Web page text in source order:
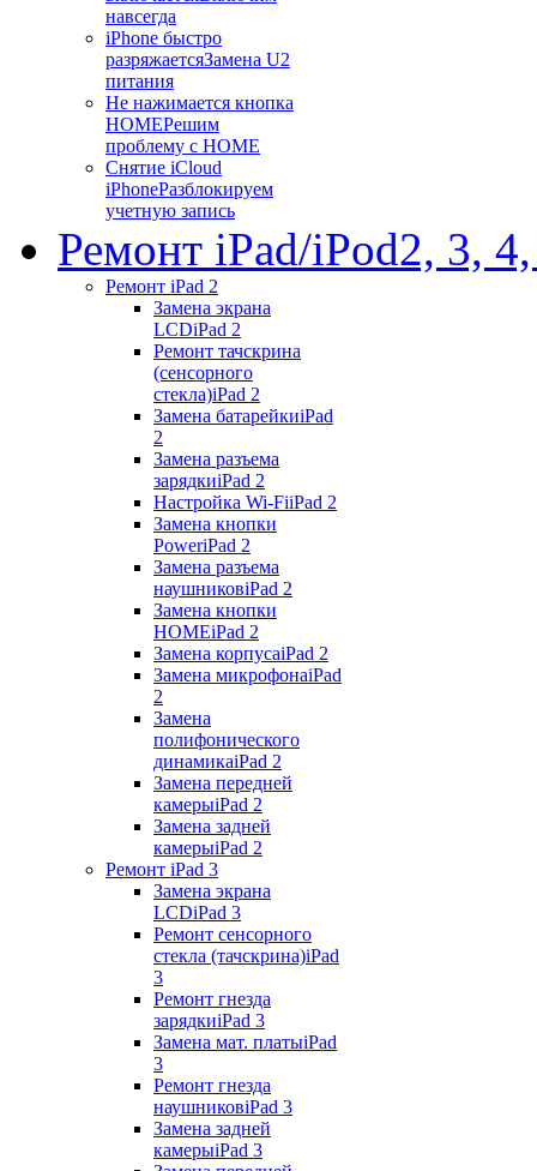
навсегда
iPhone быстро
разряжаетсяЗамена U2
питания
Не нажимается кнопка
HOMEРешим
проблему с HOME
Снятие iCloud
iPhoneРазблокируем
учетную запись
Ремонт iPad/iPod2, 3,
Ремонт iPad 2
Замена экрана
LCDiPad 2
Ремонт тачскрина
(сенсорного
стекла)iPad 2
Замена батарейкиiPad
2
Замена разъема
зарядкиiPad 2
Настройка Wi-FiiPad 2
Замена кнопки
PoweriPad 2
Замена разъема
наушниковiPad 2
Замена кнопки
HOMEiPad 2
Замена корпусаiPad 2
Замена микрофонаiPad
2
Замена
полифонического
динамикаiPad 2
Замена передней
камерыiPad 2
Замена задней
камерыiPad 2
Ремонт iPad 3
Замена экрана
LCDiPad 3
Ремонт сенсорного
стекла (тачскрина)iPad
3
Ремонт гнезда
зарядкиiPad 3
Замена мат. платыiPad
3
Ремонт гнезда
наушниковiPad 3
Замена задней
камерыiPad 3